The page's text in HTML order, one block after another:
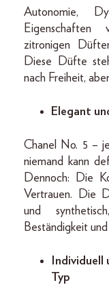
Autonomie,
zitronigen
Diese Düfte
nach Freiheit,
Elegant
Chanel No. 5 –
niemand kann
Dennoch: Die
Vertrauen. Die
und
Beständigkeit
Typ